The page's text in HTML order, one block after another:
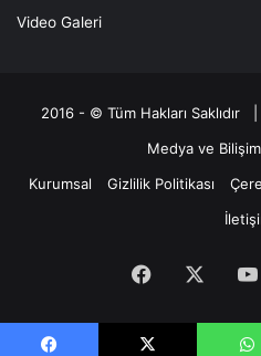
Video Galeri
2016 - © Tüm Hakları Saklıdır |
Medya ve Bilişim
Kurumsal
Gizlilik Politikası
Facebook